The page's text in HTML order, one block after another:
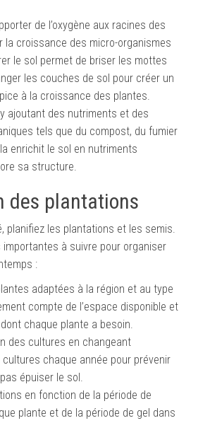
de l’oxygène aux racines des
la croissance des micro-organismes
le sol permet de briser les mottes
les couches de sol pour créer un
à la croissance des plantes.
ajoutant des nutriments et des
tels que du compost, du fumier
enrichit le sol en nutriments
sa structure.
des plantations
planifiez les plantations et les semis.
à suivre pour organiser
:
adaptées à la région et au type
compte de l’espace disponible et
chaque plante a besoin.
des cultures en changeant
cultures chaque année pour prévenir
épuiser le sol.
en fonction de la période de
plante et de la période de gel dans